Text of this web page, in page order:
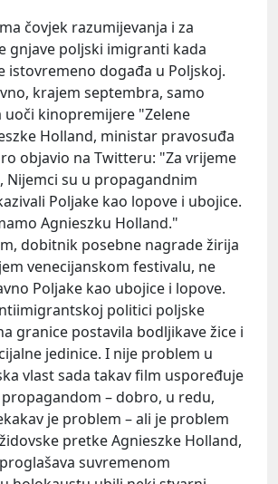
čovjek razumijevanja i za
gnjave poljski imigranti kada
istovremeno događa u Poljskoj.
krajem septembra, samo
uoči kinopremijere "Zelene
Holland, ministar pravosuđa
objavio na Twitteru: "Za vrijeme
Nijemci su u propagandnim
Poljake kao lopove i ubojice.
Agnieszku Holland."
dobitnik posebne nagrade žirija
venecijanskom festivalu, ne
Poljake kao ubojice i lopove.
politici poljske
granice postavila bodljikave žice i
jedinice. I nije problem u
vlast sada takav film uspoređuje
– dobro, u redu,
je problem – ali je problem
pretke Agnieszke Holland,
suvremenom